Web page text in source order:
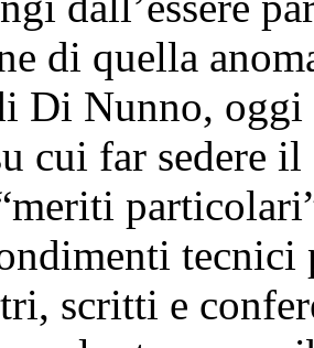
di quella
Di Nunno,
cui far sedere
tecnici
scritti e